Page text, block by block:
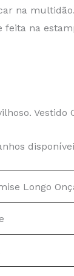
na
na
Vestido
Longo